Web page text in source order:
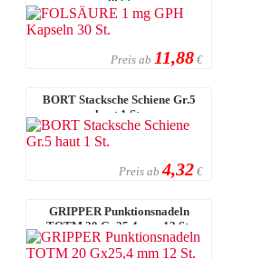
Preis ab 11,88 €
BORT Stacksche Schiene Gr.5
haut 1 St.
Preis ab 4,32 €
GRIPPER Punktionsnadeln
TOTM 20 Gx25,4 mm 12 St.